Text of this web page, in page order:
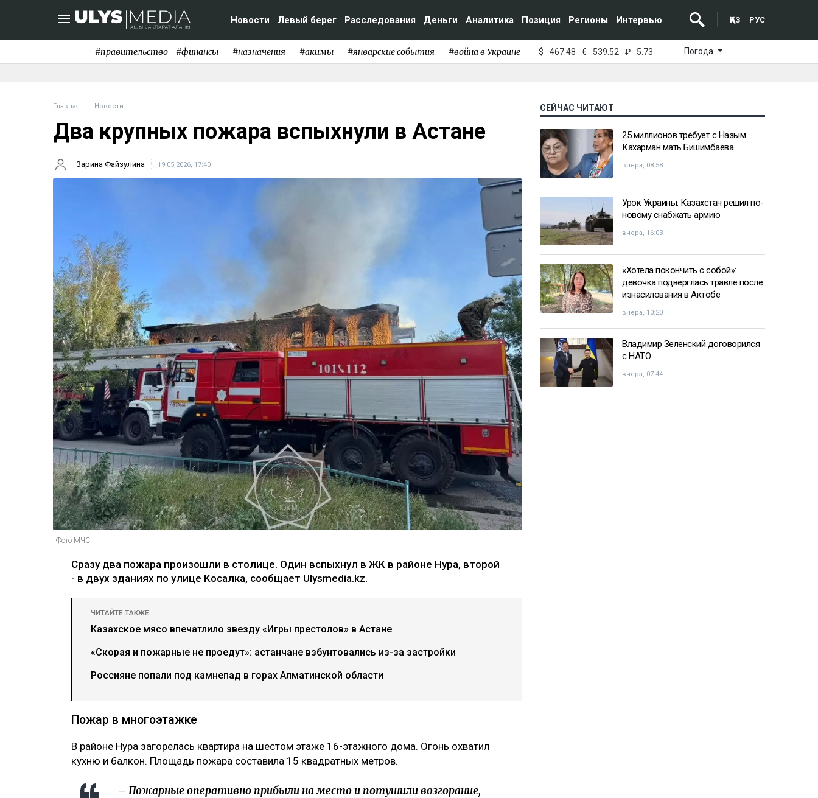
Новости Левый берег Расследования Деньги Аналитика Позиция Регионы Интервью ҚАЗ РУС
#правительство #финансы #назначения #акимы #январские события #война в Украине $ 467.48 € 539.52 ₽ 5.73 Погода
Главная Новости
Два крупных пожара вспыхнули в Астане
Зарина Файзулина 19.05.2026, 17:40
Фото МЧС
Сразу два пожара произошли в столице. Один вспыхнул в ЖК в районе Нура, второй
- в двух зданиях по улице Косалка, сообщает Ulysmedia.kz.
ЧИТАЙТЕ ТАКЖЕ
Казахское мясо впечатлило звезду «Игры престолов» в Астане
«Скорая и пожарные не проедут»: астанчане взбунтовались из-за застройки
Россияне попали под камнепад в горах Алматинской области
Пожар в многоэтажке
В районе Нура загорелась квартира на шестом этаже 16-этажного дома. Огонь охватил
кухню и балкон. Площадь пожара составила 15 квадратных метров.
– Пожарные оперативно прибыли на место и потушили возгорание,
СЕЙЧАС ЧИТАЮТ
25 миллионов требует с Назым
Кахарман мать Бишимбаева
вчера, 08:58
Урок Украины: Казахстан решил по-
новому снабжать армию
вчера, 16:03
«Хотела покончить с собой»:
девочка подверглась травле после
изнасилования в Актобе
вчера, 10:20
Владимир Зеленский договорился
с НАТО
вчера, 07:44